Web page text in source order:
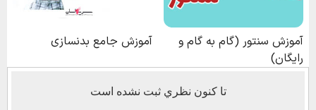
تا كنون نظري ثبت نشده است